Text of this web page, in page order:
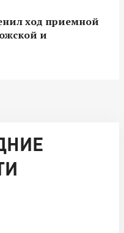
ход приемной
и